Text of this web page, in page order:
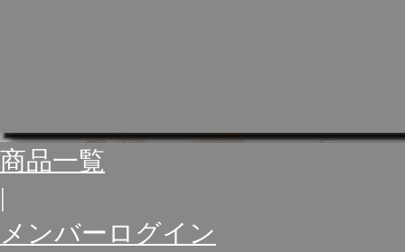
商品一覧
|
メンバーログイン